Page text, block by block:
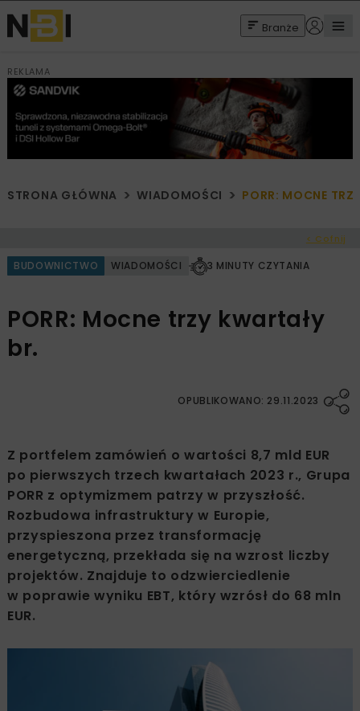
Branże
REKLAMA
STRONA GŁÓWNA WIADOMOŚCI PORR: MOCNE
< Cofnij
BUDOWNICTWO WIADOMOŚCI 3 MINUTY CZYTANIA
PORR: Mocne trzy kwartały
br.
OPUBLIKOWANO: 29.11.2023
Z portfelem zamówień o wartości 8,7 mld EUR
po pierwszych trzech kwartałach 2023 r., Grupa
PORR z optymizmem patrzy w przyszłość.
Rozbudowa infrastruktury w Europie,
przyspieszona przez transformację
energetyczną, przekłada się na wzrost liczby
projektów. Znajduje to odzwierciedlenie
w poprawie wyniku EBT, który wzrósł do 68 mln
EUR.